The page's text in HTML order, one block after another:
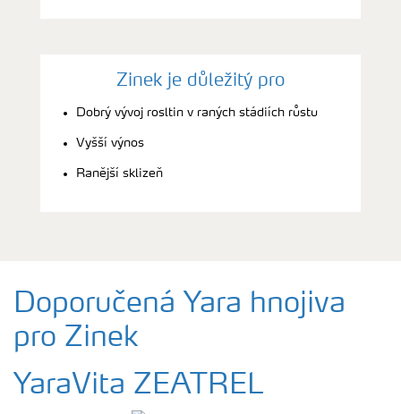
Zinek je důležitý pro
Dobrý vývoj rosltin v raných stádiích růstu
Vyšší výnos
Ranější sklizeň
Doporučená Yara hnojiva
pro Zinek
YaraVita ZEATREL